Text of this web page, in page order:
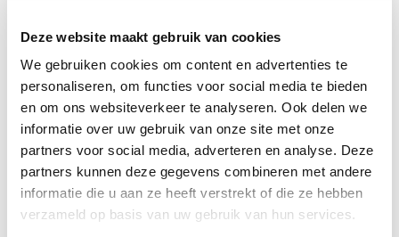
Deze website maakt gebruik van cookies
We gebruiken cookies om content en advertenties te
personaliseren, om functies voor social media te bieden
en om ons websiteverkeer te analyseren. Ook delen we
informatie over uw gebruik van onze site met onze
partners voor social media, adverteren en analyse. Deze
partners kunnen deze gegevens combineren met andere
informatie die u aan ze heeft verstrekt of die ze hebben
verzameld op basis van uw gebruik van hun services.
Heb je vragen over dit product?
Of heb je hulp nodig bij je bestelling? Neem contact op
met onze klantenservice. We helpen je graag verder!
info@allesveilig.nl
+31 (0) 6 82095086